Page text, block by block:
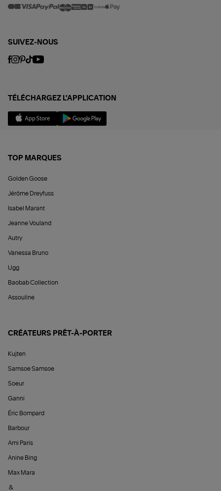
SUIVEZ-NOUS
TÉLÉCHARGEZ L'APPLICATION
TOP MARQUES
Golden Goose
Jérôme Dreyfuss
Isabel Marant
Jeanne Vouland
Autry
Vanessa Bruno
Ugg
Baobab Collection
Assouline
CRÉATEURS PRÊT-À-PORTER
Kujten
Samsoe Samsoe
Soeur
Ganni
Éric Bompard
Barbour
Ami Paris
Anine Bing
Max Mara
&